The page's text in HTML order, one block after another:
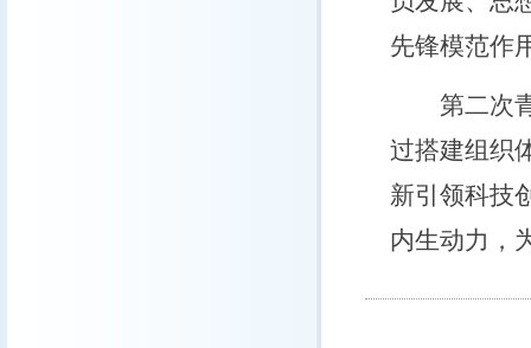
先锋模范作
第二次青
过搭建组织
新引领科技
内生动力，